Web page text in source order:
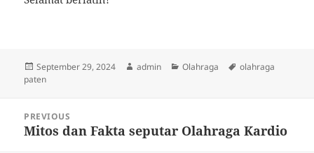
Posted
on
September 29, 2024 Author
admin Categories
Olahraga Tags
olahraga
paten
navigation
PREVIOUS
Previous
Mitos dan Fakta seputar Olahraga Kardio